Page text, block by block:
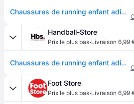
Chaussures de running enfant adidas Pureboost 23 - Vert
Handball-Store
Prix le plus bas·Livraison 6,99
Chaussures de running enfant adidas Pureboost 23 - Vert
Foot Store
Prix le plus bas·Livraison 6,99